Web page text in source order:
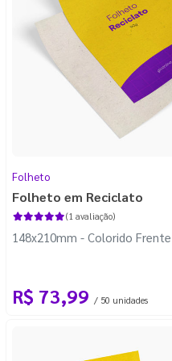
Folheto
Folheto em Reciclato
(1 avaliação)
148x210mm - Colorido
R$ 73,99 / 50 unidades